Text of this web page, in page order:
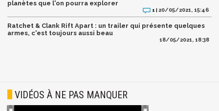
planètes que l'on pourra explorer
1 | 20/05/2021, 15:46
Ratchet & Clank Rift Apart : un trailer qui présente quelques
armes, c'est toujours aussi beau
18/05/2021, 18:38
VIDÉOS À NE PAS MANQUER